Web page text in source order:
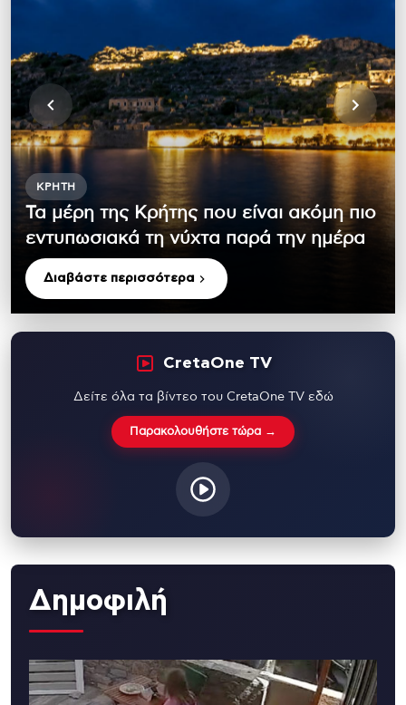
ΚΡΉΤΗ
Τα μέρη της Κρήτης που είναι ακόμη πιο
εντυπωσιακά τη νύχτα παρά την ημέρα
Διαβάστε περισσότερα
CretaOne TV
Δείτε όλα τα βίντεο του CretaOne TV εδώ
Παρακολουθήστε τώρα →
Δημοφιλή